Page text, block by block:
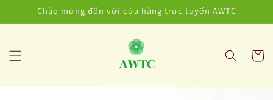
đến nội
dung
Chào mừng đến với cửa hàng trực tuyến AWTC
hàng